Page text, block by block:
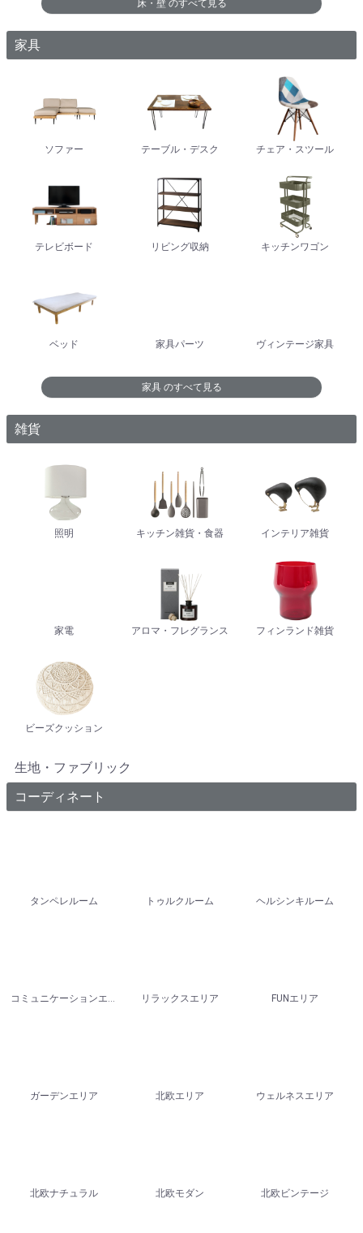
床・壁 のすべて見る
家具
ソファー テーブル・デスク チェア・スツール
テレビボード リビング収納 キッチンワゴン
ベッド 家具パーツ ヴィンテージ家具
家具 のすべて見る
雑貨
照明 キッチン雑貨・食器 インテリア雑貨
家電 アロマ・フレグランス フィンランド雑貨
ビーズクッション
生地・ファブリック
コーディネート
タンペレルーム トゥルクルーム ヘルシンキルーム
リラックスエリア FUNエリア
ガーデンエリア 北欧エリア ウェルネスエリア
北欧ナチュラル 北欧モダン 北欧ビンテージ